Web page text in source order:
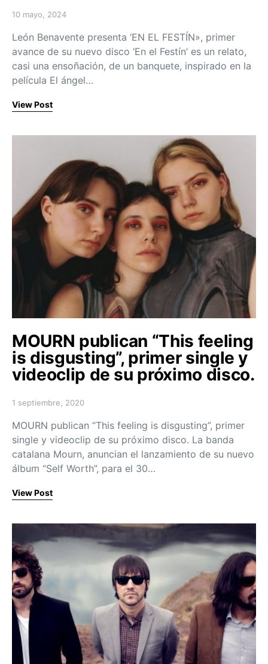
Posted on
10 mayo, 2024
León Benavente presenta ‘EN EL FESTÍN», primer
avance de su nuevo disco ‘En el Festín’ es un relato,
casi una ensoñación, de un banquete, inspirado en la
película El ángel…
View Post
MOURN publican “This feeling
is disgusting”, primer single y
videoclip de su próximo disco.
Posted on
1 septiembre, 2020
MOURN publican “This feeling is disgusting”, primer
single y videoclip de su próximo disco. La banda
catalana Mourn, anuncian el lanzamiento de su nuevo
álbum “Self Worth”, para el 30…
View Post